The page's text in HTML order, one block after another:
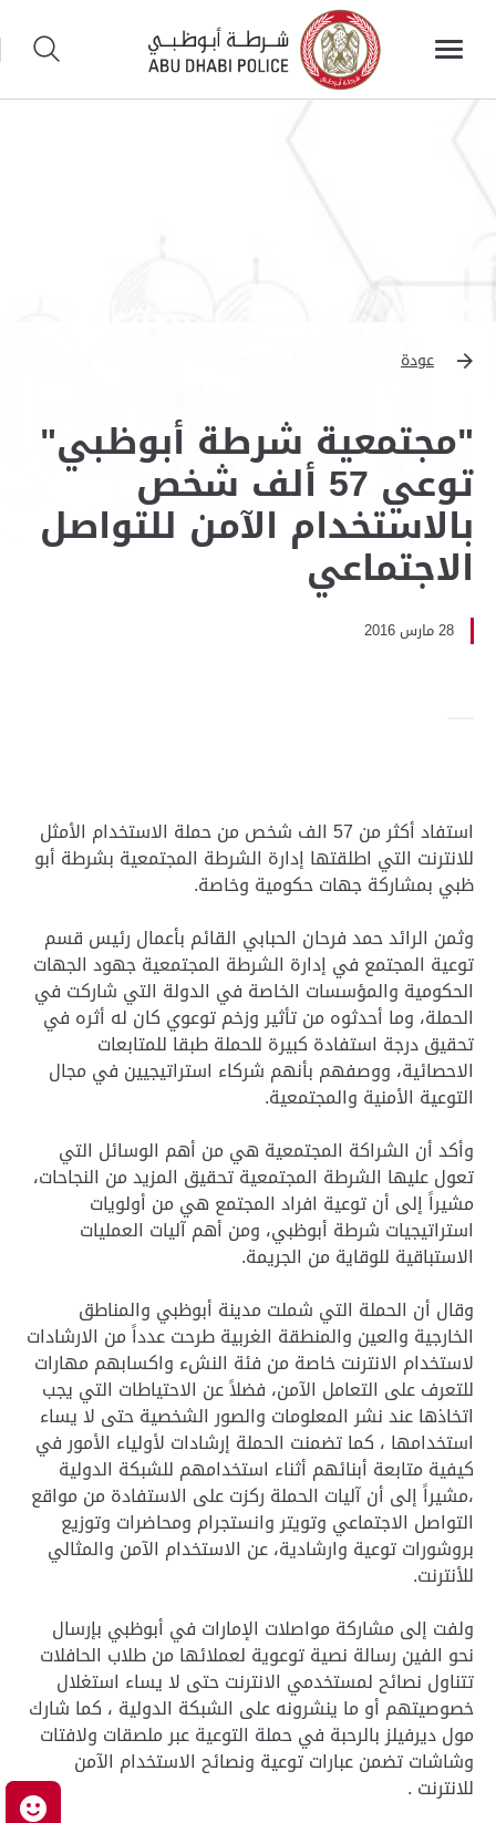
عودة
"مجتمعية شرطة أبوظبي"
توعي 57 ألف شخص
بالاستخدام الآمن للتواصل
الاجتماعي
28 مارس 2016
استفاد أكثر من 57 الف شخص من حملة الاستخدام الأمثل
للانترنت التي اطلقتها إدارة الشرطة المجتمعية بشرطة أبو
ظبي بمشاركة جهات حكومية وخاصة.
وثمن الرائد حمد فرحان الحبابي القائم بأعمال رئيس قسم
توعية المجتمع في إدارة الشرطة المجتمعية جهود الجهات
الحكومية والمؤسسات الخاصة في الدولة التي شاركت في
الحملة، وما أحدثوه من تأثير وزخم توعوي كان له أثره في
تحقيق درجة استفادة كبيرة للحملة طبقا للمتابعات
الاحصائية، ووصفهم بأنهم شركاء استراتيجيين في مجال
التوعية الأمنية والمجتمعية.
وأكد أن الشراكة المجتمعية هي من أهم الوسائل التي
تعول عليها الشرطة المجتمعية تحقيق المزيد من النجاحات،
مشيراً إلى أن توعية افراد المجتمع هي من أولويات
استراتيجيات شرطة أبوظبي، ومن أهم آليات العمليات
الاستباقية للوقاية من الجريمة.
وقال أن الحملة التي شملت مدينة أبوظبي والمناطق
الخارجية والعين والمنطقة الغربية طرحت عدداً من الارشادات
لاستخدام الانترنت خاصة من فئة النشء واكسابهم مهارات
للتعرف على التعامل الآمن، فضلاً عن الاحتياطات التي يجب
اتخاذها عند نشر المعلومات والصور الشخصية حتى لا يساء
استخدامها ، كما تضمنت الحملة إرشادات لأولياء الأمور في
كيفية متابعة أبنائهم أثناء استخدامهم للشبكة الدولية
،مشيراً إلى أن آليات الحملة ركزت على الاستفادة من مواقع
التواصل الاجتماعي وتويتر وانستجرام ومحاضرات وتوزيع
بروشورات توعية وارشادية، عن الاستخدام الآمن والمثالي
للأنترنت.
ولفت إلى مشاركة مواصلات الإمارات في أبوظبي بإرسال
نحو الفين رسالة نصية توعوية لعملائها من طلاب الحافلات
تتناول نصائح لمستخدمي الانترنت حتى لا يساء استغلال
خصوصيتهم أو ما ينشرونه على الشبكة الدولية ، كما شارك
مول ديرفيلز بالرحبة في حملة التوعية عبر ملصقات ولافتات
وشاشات تضمن عبارات توعية ونصائح الاستخدام الآمن
للانترنت .